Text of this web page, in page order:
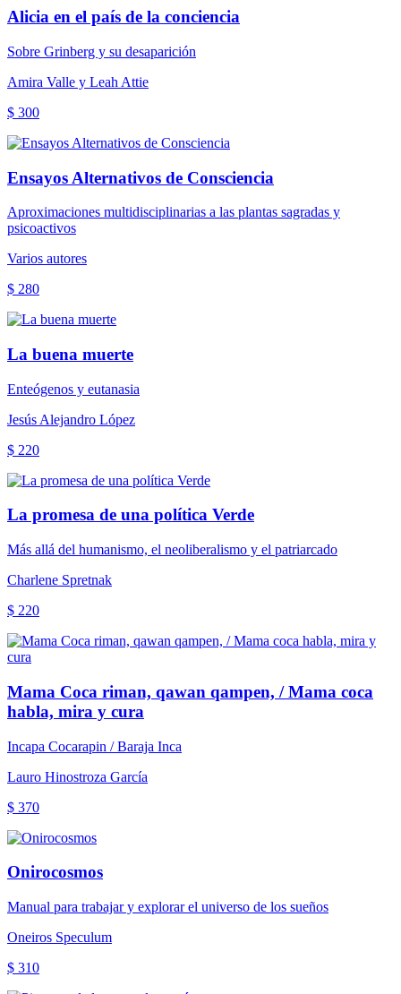
Alicia en el país de la conciencia
Sobre Grinberg y su desaparición
Amira Valle y Leah Attie
$ 300
Ensayos Alternativos de Consciencia
Aproximaciones multidisciplinarias a las plantas sagradas y
psicoactivos
Varios autores
$ 280
La buena muerte
Enteógenos y eutanasia
Jesús Alejandro López
$ 220
La promesa de una política Verde
Más allá del humanismo, el neoliberalismo y el patriarcado
Charlene Spretnak
$ 220
Mama Coca riman, qawan qampen, / Mama coca
habla, mira y cura
Incapa Cocarapin / Baraja Inca
Lauro Hinostroza García
$ 370
Onirocosmos
Manual para trabajar y explorar el universo de los sueños
Oneiros Speculum
$ 310